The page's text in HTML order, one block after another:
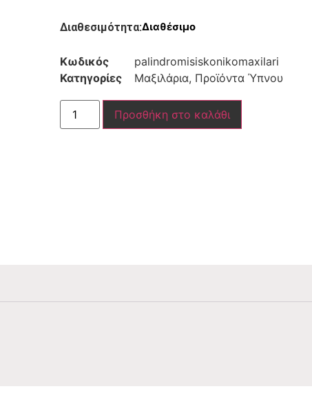
Διαθεσιμότητα:Διαθέσιμο
Κωδικός
palindromisiskonikomaxilari
Κατηγορίες
Μαξιλάρια, Προϊόντα Ύπνου
Προσθήκη στο καλάθι